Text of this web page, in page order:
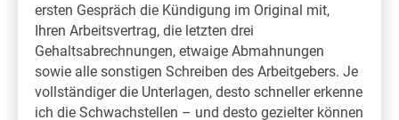
ersten Gespräch die Kündigung im Original mit,
Ihren Arbeitsvertrag, die letzten drei
Gehaltsabrechnungen, etwaige Abmahnungen
sowie alle sonstigen Schreiben des Arbeitgebers. Je
vollständiger die Unterlagen, desto schneller erkenne
ich die Schwachstellen – und desto gezielter können